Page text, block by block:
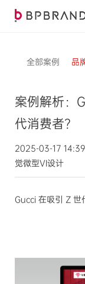
全部案例 品
案例解析：
代消费者？
2025-03-17
觉微型VI设计
Gucci 在吸引 Z 世